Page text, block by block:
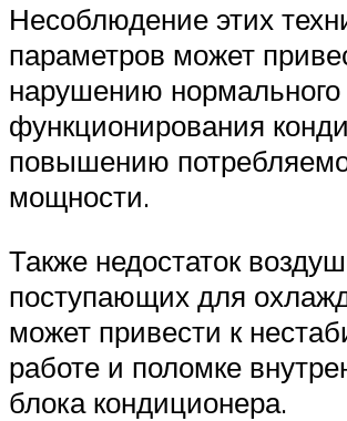
Несоблюдение этих
параметров может
нарушению нормального
функционирования
повышению
мощности.
Также недостаток
поступающих для
может привести к
работе и поломке
блока кондиционера.